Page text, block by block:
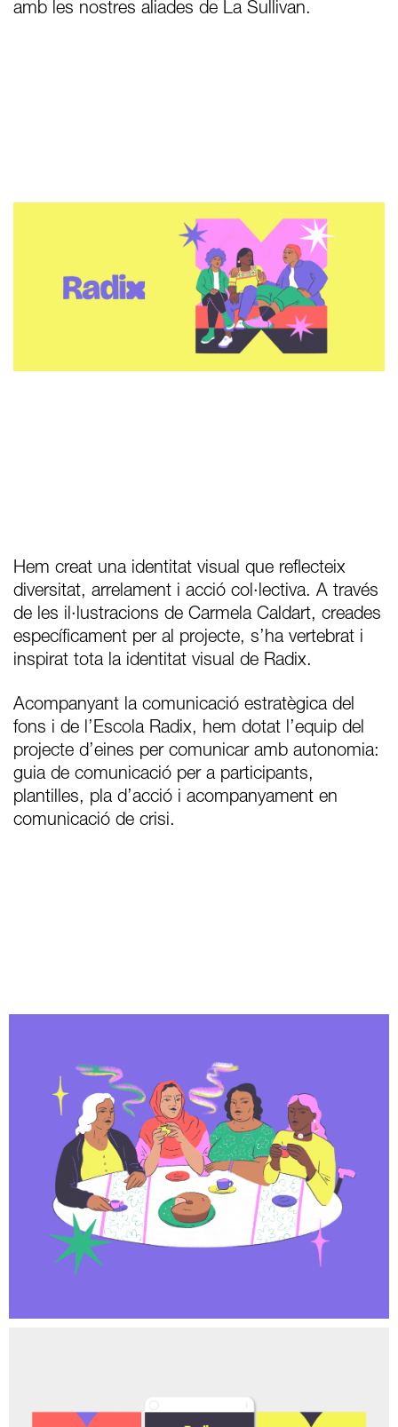
amb les nostres aliades de La Sullivan.
Hem creat una identitat visual que reflecteix
diversitat, arrelament i acció col·lectiva. A través
de les il·lustracions de Carmela Caldart, creades
específicament per al projecte, s’ha vertebrat i
inspirat tota la identitat visual de Radix.
Acompanyant la comunicació estratègica del
fons i de l’Escola Radix, hem dotat l’equip del
projecte d’eines per comunicar amb autonomia:
guia de comunicació per a participants,
plantilles, pla d’acció i acompanyament en
comunicació de crisi.